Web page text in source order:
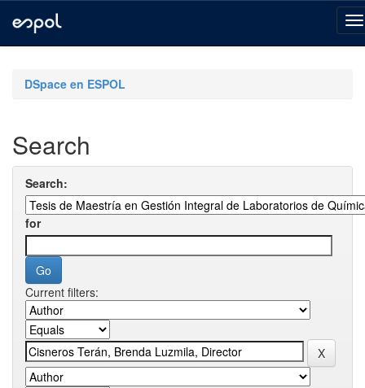
navigationDSpace en ESPOL
Search
Search:
for
Current filters: